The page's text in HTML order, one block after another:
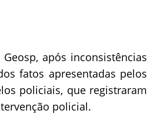
após inconsistências
fatos apresentadas pelos
policiais, que registraram
policial.